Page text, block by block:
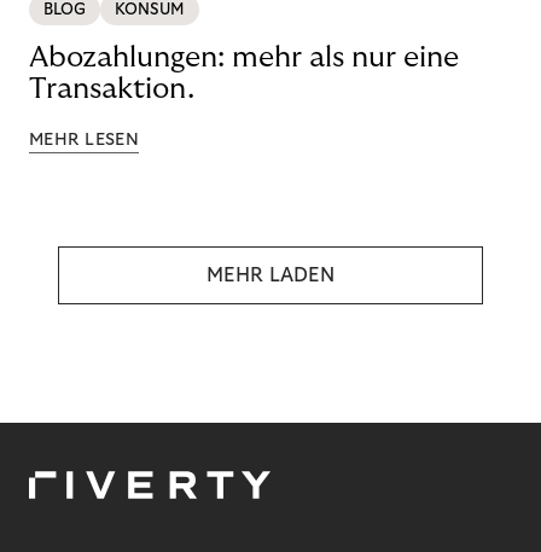
BLOG KONSUM
Abozahlungen: mehr als nur eine
Transaktion.
MEHR LESEN
MEHR LADEN